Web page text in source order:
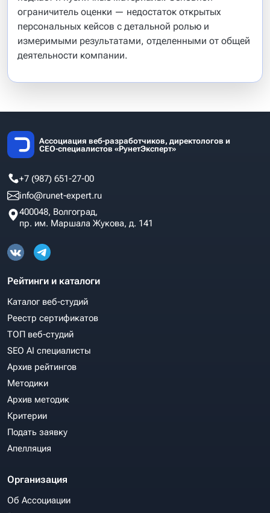
ограничитель оценки — недостаток открытых
персональных кейсов с детальной ролью и
измеримыми результатами, отделенными от общей
деятельности компании.
Ассоциация веб-разработчиков, директологов и
СЕО-специалистов «РунетЭксперт»
+7 (987) 651-27-00
info@runet-expert.ru
400048, Волгоград,
пр. им. Маршала Жукова, д. 141
Рейтинги и каталоги
Каталог веб-студий
Реестр сертификатов
ТОП веб-студий
SEO AI специалисты
Архив рейтингов
Методики
Архив методик
Критерии
Подать заявку
Апелляция
Организация
Об Ассоциации